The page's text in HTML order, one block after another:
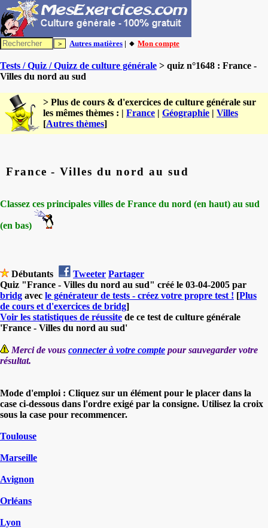
Autres matières | 🔸 Mon compte
Tests / Quiz / Quizz de culture générale > quiz n°1648 : France -
Villes du nord au sud
> Plus de cours & d'exercices de culture générale sur
les mêmes thèmes : | France | Géographie | Villes
[Autres thèmes]
France - Villes du nord au sud
Classez ces principales villes de France du nord (en haut) au sud
(en bas)
Débutants Tweeter Partager
Quiz "France - Villes du nord au sud" créé le 03-04-2005 par
bridg avec le générateur de tests - créez votre propre test ! [Plus
de cours et d'exercices de bridg]
Voir les statistiques de réussite de ce test de culture générale
'France - Villes du nord au sud'
Merci de vous connecter à votre compte pour sauvegarder votre
résultat.
Mode d'emploi : Cliquez sur un élément pour le placer dans la
case ci-dessous dans l'ordre exigé par la consigne. Utilisez la croix
sous la case pour recommencer.
Toulouse
Marseille
Avignon
Orléans
Lyon